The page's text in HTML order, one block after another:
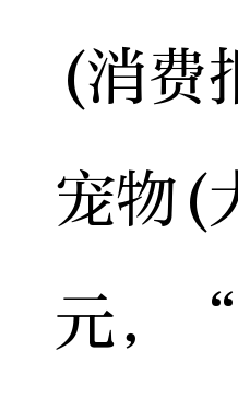
(消费
宠物(
元，